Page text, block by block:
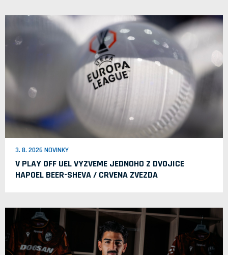
3. 8. 2026 NOVINKY
V PLAY OFF UEL VYZVEME JEDNOHO Z DVOJICE
HAPOEL BEER-SHEVA / CRVENA ZVEZDA